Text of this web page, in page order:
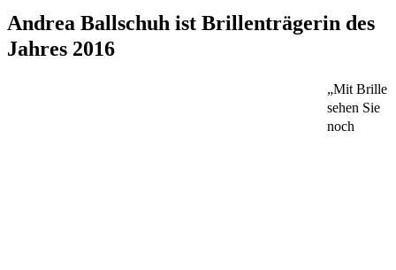
Andrea Ballschuh ist Brillenträgerin des
Jahres 2016
„Mit Brille
sehen Sie
noch